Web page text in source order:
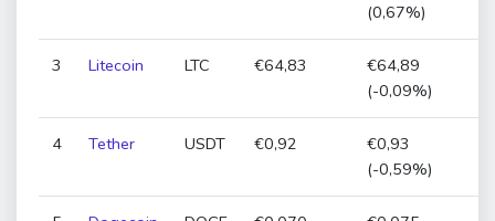
(0,67%)
3 Litecoin LTC €64,83
€64,89
(-0,09%)
4 Tether USDT €0,92
€0,93
(-0,59%)